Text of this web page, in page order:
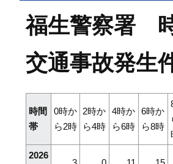
福生警察署
交通事故発生
時間
帯
0時か
ら2時
2時か
ら4時
4時か
ら6時
6時か
ら8時
2026